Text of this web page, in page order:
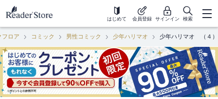
はじめて 会員登録 サインイン 検索
フロア コミック 男性コミック 少年ハリマオ 少年ハリマオ （４）